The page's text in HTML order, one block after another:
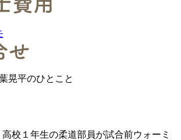
高校１年生の柔道部員が試合前ウォーミ